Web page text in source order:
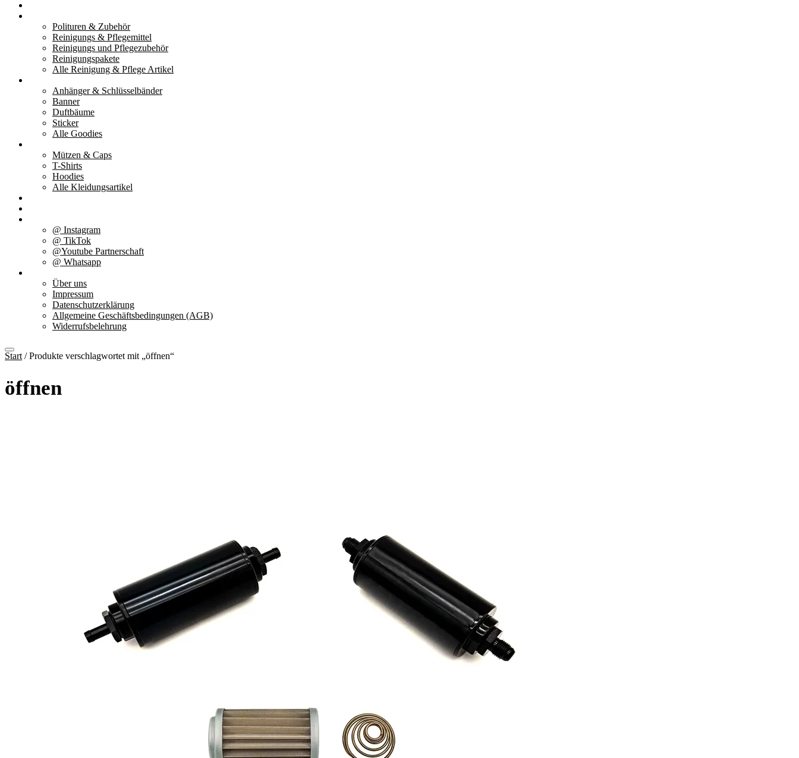
Polituren & Zubehör
Reinigungs & Pflegemittel
Reinigungs und Pflegezubehör
Reinigungspakete
Alle Reinigung & Pflege Artikel
Anhänger & Schlüsselbänder
Banner
Duftbäume
Sticker
Alle Goodies
Mützen & Caps
T-Shirts
Hoodies
Alle Kleidungsartikel
@ Instagram
@ TikTok
@Youtube Partnerschaft
@ Whatsapp
Über uns
Impressum
Datenschutzerklärung
Allgemeine Geschäftsbedingungen (AGB)
Widerrufsbelehrung
Start / Produkte verschlagwortet mit „öffnen“
öffnen